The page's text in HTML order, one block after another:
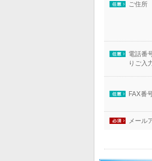
ご住所
電話番
りご入
FAX番
メール